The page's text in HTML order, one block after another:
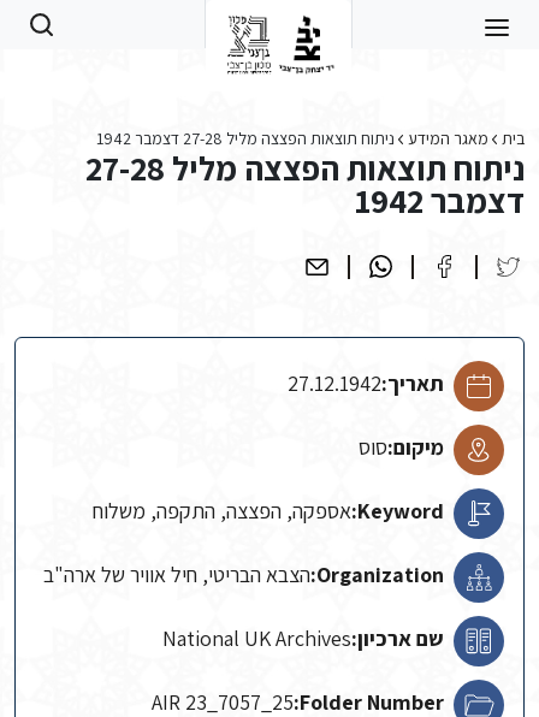
בית מאגר המידע ניתוח תוצאות הפצצה מליל 27-28 דצמבר 1942
ניתוח תוצאות הפצצה מליל 27-28
דצמבר 1942
תאריך:27.12.1942
מיקום:סוס
Keyword: אספקה, הפצצה, התקפה, משלוח
Organization: הצבא הבריטי, חיל אוויר של ארה"ב
שם ארכיון:National UK Archives
Folder Number:
AIR 23_7057_25